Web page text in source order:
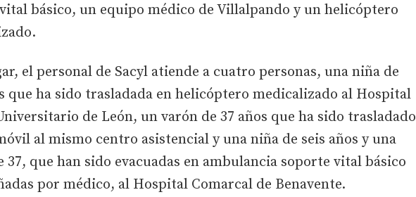
básico, un equipo médico de Villalpando y un helicóptero
el personal de Sacyl atiende a cuatro personas, una niña de
que ha sido trasladada en helicóptero medicalizado al Hospital
de León, un varón de 37 años que ha sido trasladado
al mismo centro asistencial y una niña de seis años y una
37, que han sido evacuadas en ambulancia soporte vital básico
por médico, al Hospital Comarcal de Benavente.